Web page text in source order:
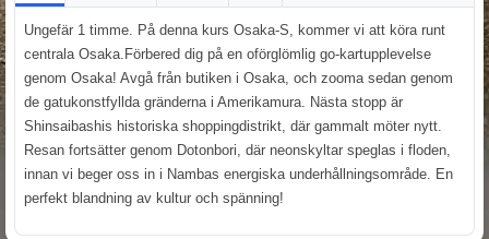
Ungefär 1 timme. På denna kurs Osaka-S, kommer vi att köra runt
centrala Osaka.Förbered dig på en oförglömlig go-kartupplevelse
genom Osaka! Avgå från butiken i Osaka, och zooma sedan genom
de gatukonstfyllda gränderna i Amerikamura. Nästa stopp är
Shinsaibashis historiska shoppingdistrikt, där gammalt möter nytt.
Resan fortsätter genom Dotonbori, där neonskyltar speglas i floden,
innan vi beger oss in i Nambas energiska underhållningsområde. En
perfekt blandning av kultur och spänning!